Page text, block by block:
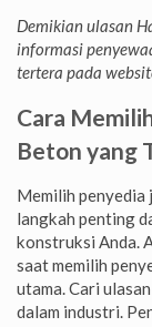
Demikian ulasan
informasi
tertera pada
Cara
Beton yang
Memilih penyedia
langkah penting
konstruksi Anda.
saat memilih
utama. Cari
dalam industri.